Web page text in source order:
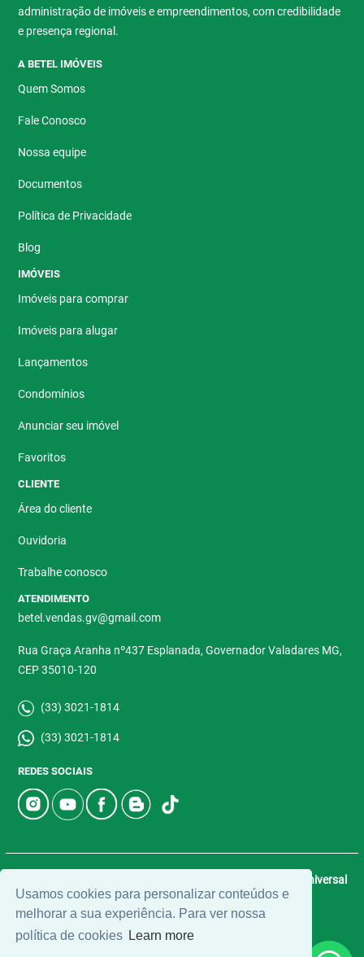
Usamos cookies para personalizar conteúdos e
melhorar a sua experiência. Para ver nossa
política de cookies Learn more
administração de imóveis e empreendimentos, com credibilidade
e presença regional.
A BETEL IMÓVEIS
Quem Somos
Fale Conosco
Nossa equipe
Documentos
Política de Privacidade
Blog
IMÓVEIS
Imóveis para comprar
Imóveis para alugar
Lançamentos
Condomínios
Anunciar seu imóvel
Favoritos
CLIENTE
Área do cliente
Ouvidoria
Trabalhe conosco
ATENDIMENTO
betel.vendas.gv@gmail.com
Rua Graça Aranha nº437 Esplanada, Governador Valadares MG,
CEP 35010-120
(33) 3021-1814
(33) 3021-1814
REDES SOCIAIS
Universal
Software.